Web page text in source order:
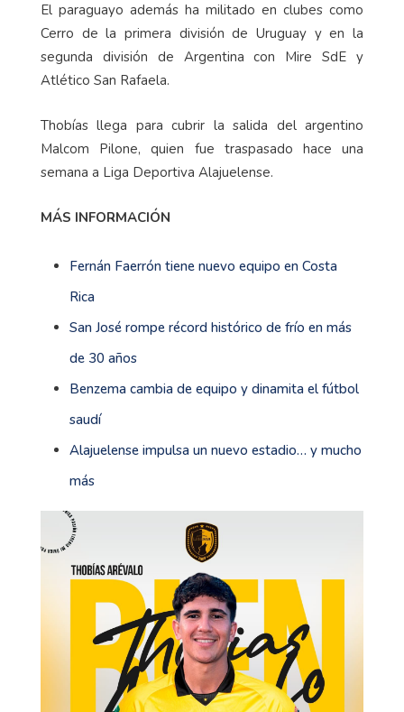
El paraguayo además ha militado en clubes como
Cerro de la primera división de Uruguay y en la
segunda división de Argentina con Mire SdE y
Atlético San Rafaela.
Thobías llega para cubrir la salida del argentino
Malcom Pilone, quien fue traspasado hace una
semana a Liga Deportiva Alajuelense.
MÁS INFORMACIÓN
Fernán Faerrón tiene nuevo equipo en Costa
Rica
San José rompe récord histórico de frío en más
de 30 años
Benzema cambia de equipo y dinamita el fútbol
saudí
Alajuelense impulsa un nuevo estadio… y mucho
más